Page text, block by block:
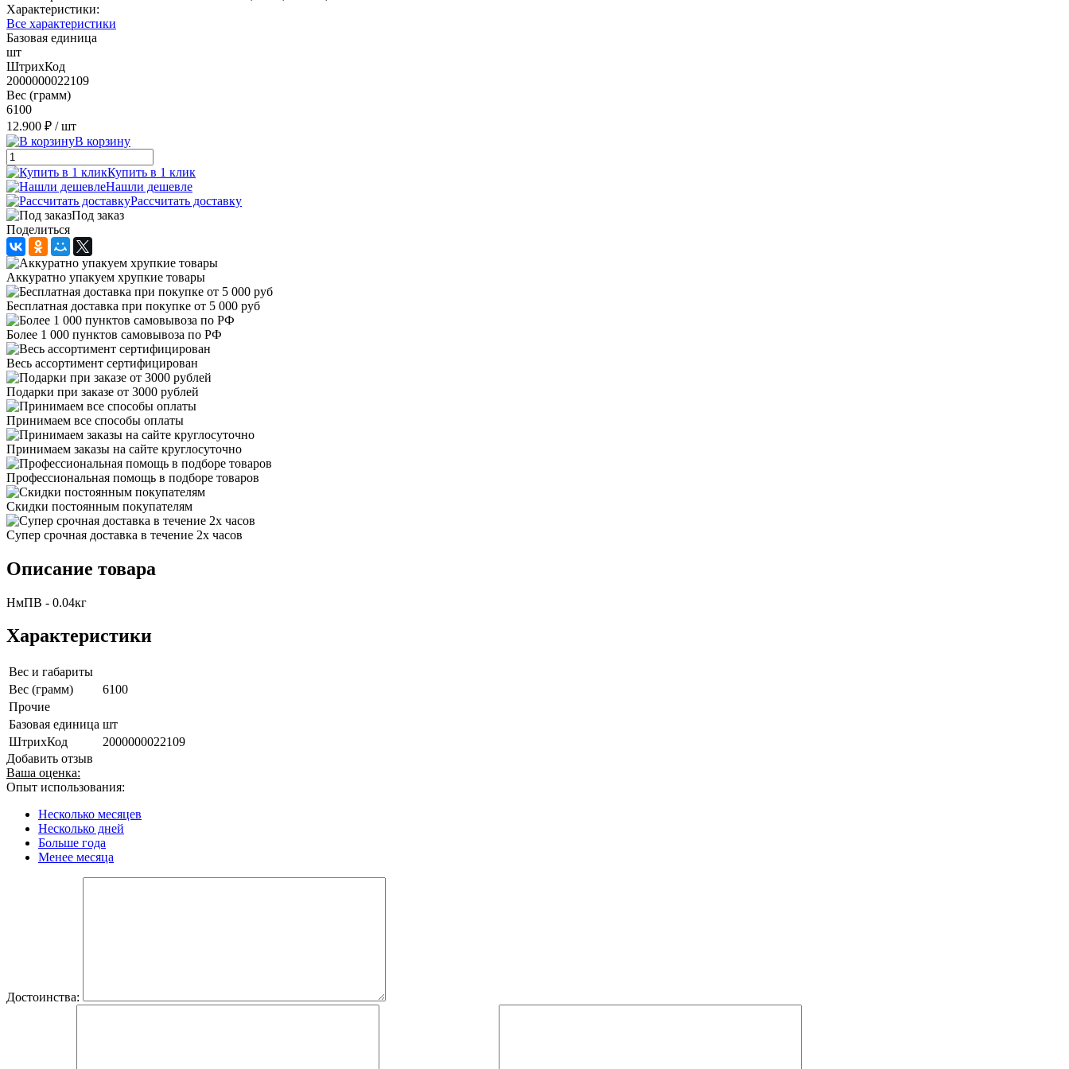
Характеристики:
Все характеристики
Базовая единица
шт
ШтрихКод
2000000022109
Вес (грамм)
6100
12.900 ₽ / шт
В корзину
Купить в 1 клик
Нашли дешевле
Рассчитать доставку
Под заказ
Поделиться
Аккуратно упакуем хрупкие товары
Бесплатная доставка при покупке от 5 000 руб
Более 1 000 пунктов самовывоза по РФ
Весь ассортимент сертифицирован
Подарки при заказе от 3000 рублей
Принимаем все способы оплаты
Принимаем заказы на сайте круглосуточно
Профессиональная помощь в подборе товаров
Скидки постоянным покупателям
Супер срочная доставка в течение 2х часов
Описание товара
НмПВ - 0.04кг
Характеристики
Вес и габариты
Вес (грамм)
6100
Прочие
Базовая единица шт
ШтрихКод
2000000022109
Добавить отзыв
Ваша оценка:
Опыт использования:
Несколько месяцев
Несколько дней
Больше года
Менее месяца
Достоинства: